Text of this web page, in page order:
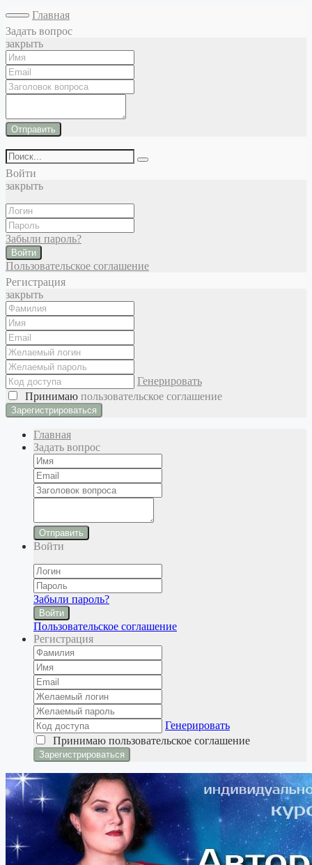
Главная
Задать вопрос
закрыть
Отправить
Войти
закрыть
Забыли пароль?
Войти
Пользовательское соглашение
Регистрация
закрыть
Генерировать
Принимаю пользовательское соглашение
Главная
Задать вопрос
Отправить
Войти
Забыли пароль?
Войти
Пользовательское соглашение
Регистрация
Генерировать
Принимаю пользовательское соглашение